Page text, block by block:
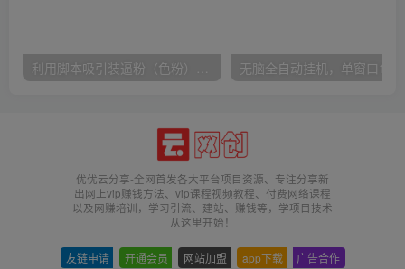
优优云分享-全网首发各大平台项目资源、专注分享新
出网上vip赚钱方法、vip课程视频教程、付费网络课程
以及网赚培训，学习引流、建站、赚钱等，学项目技术
从这里开始！
友链申请 开通会员 网站加盟 app下载 广告合作